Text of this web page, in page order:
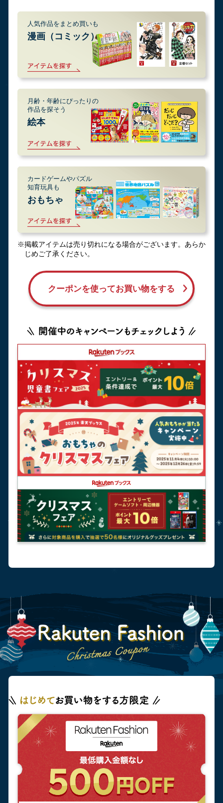
人気作品をまとめ買いも
漫画（コミック）
月齢・年齢にぴったりの
作品を探そう
絵本
カードゲームやパズル
知育玩具も
おもちゃ
※掲載アイテムは売り切れになる場合がございます。あらか
じめご了承ください。
クーポンを使ってお買い物をする